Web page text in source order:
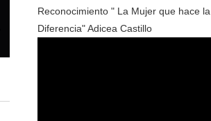
Reconocimiento " La Mujer que hace la
Diferencia" Adicea Castillo